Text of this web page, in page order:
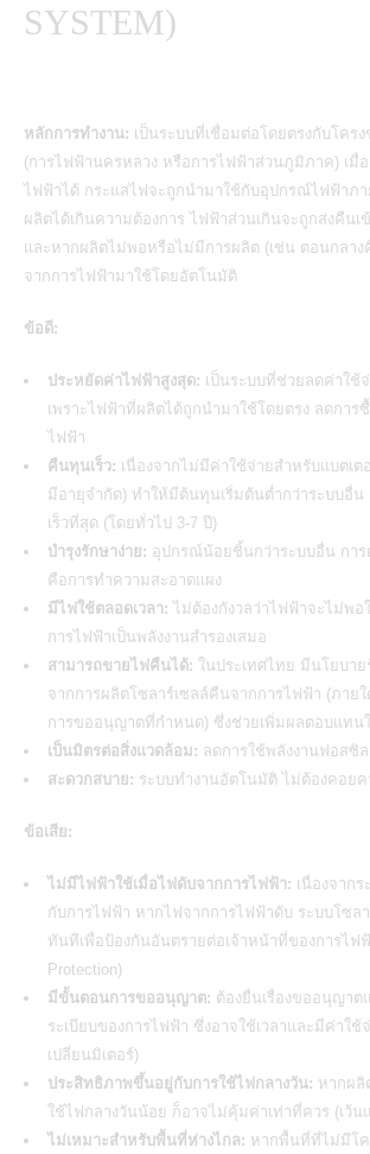
SYSTEM)
หลักการทำงาน: เป็นระบบที่เชื่อมต่อโดยตรงกับโคร
(การไฟฟ้านครหลวง หรือการไฟฟ้าส่วนภูมิภาค) เมื่
ไฟฟ้าได้ กระแสไฟจะถูกนำมาใช้กับอุปกรณ์ไฟฟ้าภ
ผลิตได้เกินความต้องการ ไฟฟ้าส่วนเกินจะถูกส่งคืนเ
และหากผลิตไม่พอหรือไม่มีการผลิต (เช่น ตอนกลาง
จากการไฟฟ้ามาใช้โดยอัตโนมัติ
ข้อดี:
ประหยัดค่าไฟฟ้าสูงสุด: เป็นระบบที่ช่วยลดค่าใช้
เพราะไฟฟ้าที่ผลิตได้ถูกนำมาใช้โดยตรง ลดการ
ไฟฟ้า
คืนทุนเร็ว: เนื่องจากไม่มีค่าใช้จ่ายสำหรับแบตเต
มีอายุจำกัด) ทำให้มีต้นทุนเริ่มต้นต่ำกว่าระบบอื่น
เร็วที่สุด (โดยทั่วไป 3-7 ปี)
บำรุงรักษาง่าย: อุปกรณ์น้อยชิ้นกว่าระบบอื่น การ
คือการทำความสะอาดแผง
มีไฟใช้ตลอดเวลา: ไม่ต้องกังวลว่าไฟฟ้าจะไม่พอ
การไฟฟ้าเป็นพลังงานสำรองเสมอ
สามารถขายไฟคืนได้: ในประเทศไทย มีนโยบา
จากการผลิตโซลาร์เซลล์คืนจากการไฟฟ้า (ภาย
การขออนุญาตที่กำหนด) ซึ่งช่วยเพิ่มผลตอบแทน
เป็นมิตรต่อสิ่งแวดล้อม: ลดการใช้พลังงานฟอสซิล
สะดวกสบาย: ระบบทำงานอัตโนมัติ ไม่ต้องคอย
ข้อเสีย:
ไม่มีไฟฟ้าใช้เมื่อไฟดับจากการไฟฟ้า: เนื่องจาก
กับการไฟฟ้า หากไฟจากการไฟฟ้าดับ ระบบโซล
ทันทีเพื่อป้องกันอันตรายต่อเจ้าหน้าที่ของการไฟฟ้
Protection)
มีขั้นตอนการขออนุญาต: ต้องยื่นเรื่องขออนุญาต
ระเบียบของการไฟฟ้า ซึ่งอาจใช้เวลาและมีค่าใช้
เปลี่ยนมิเตอร์)
ประสิทธิภาพขึ้นอยู่กับการใช้ไฟกลางวัน: หากผลิ
ใช้ไฟกลางวันน้อย ก็อาจไม่คุ้มค่าเท่าที่ควร (เว้
ไม่เหมาะสำหรับพื้นที่ห่างไกล: หากพื้นที่ที่ไม่มีโค